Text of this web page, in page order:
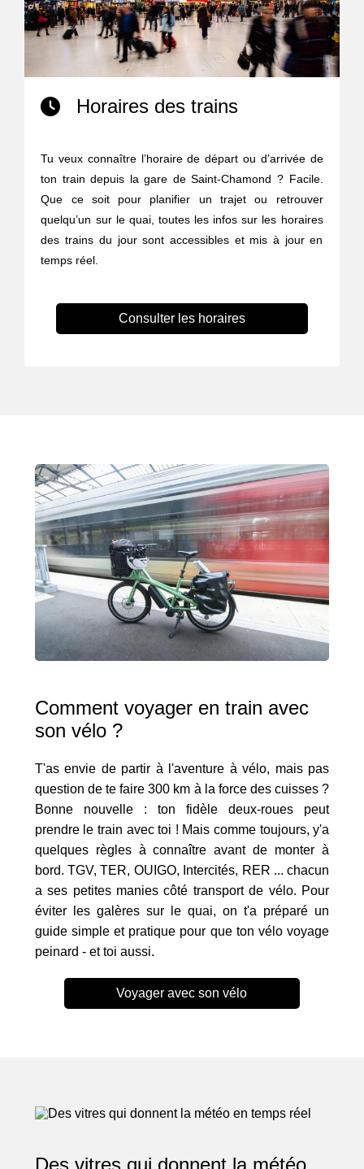
Horaires des trains
Tu veux connaître l’horaire de départ ou d’arrivée de
ton train depuis la gare de Saint-Chamond ? Facile.
Que ce soit pour planifier un trajet ou retrouver
quelqu’un sur le quai, toutes les infos sur les horaires
des trains du jour sont accessibles et mis à jour en
temps réel.
Consulter les horaires
Comment voyager en train avec
son vélo ?
T'as envie de partir à l'aventure à vélo, mais pas
question de te faire 300 km à la force des cuisses ?
Bonne nouvelle : ton fidèle deux-roues peut
prendre le train avec toi ! Mais comme toujours, y'a
quelques règles à connaître avant de monter à
bord. TGV, TER, OUIGO, Intercités, RER ... chacun
a ses petites manies côté transport de vélo. Pour
éviter les galères sur le quai, on t'a préparé un
guide simple et pratique pour que ton vélo voyage
peinard - et toi aussi.
Voyager avec son vélo